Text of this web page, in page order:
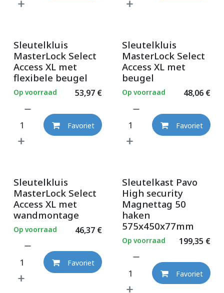
Sleutelkluis
MasterLock Select
Access XL met
flexibele beugel
53,97€
Op voorraad
Favoriet
Sleutelkluis
MasterLock Select
Access XL met
beugel
48,06€
Op voorraad
Favoriet
Sleutelkluis
MasterLock Select
Access XL met
wandmontage
46,37€
Op voorraad
Favoriet
Sleutelkast Pavo
High security
Magnettag 50
haken
575x450x77mm
199,35 €
Op voorraad
Favoriet